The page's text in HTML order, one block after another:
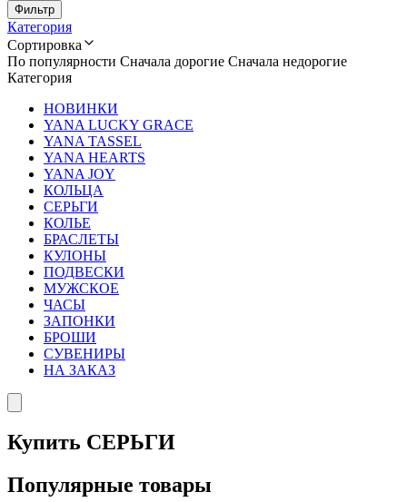
Фильтр
Категория
Сортировка
По популярности Сначала дорогие Сначала недорогие
Категория
НОВИНКИ
YANA LUCKY GRACE
YANA TASSEL
YANA HEARTS
YANA JOY
КОЛЬЦА
СЕРЬГИ
КОЛЬЕ
БРАСЛЕТЫ
КУЛОНЫ
ПОДВЕСКИ
МУЖСКОЕ
ЧАСЫ
ЗАПОНКИ
БРОШИ
СУВЕНИРЫ
НА ЗАКАЗ
Купить СЕРЬГИ
Популярные товары